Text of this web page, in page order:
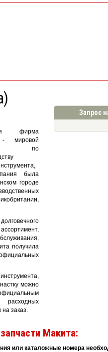
фирма
- мировой
по
была
городе
получила
можно
заказ.
Запрос
Макита:
или каталожные номера